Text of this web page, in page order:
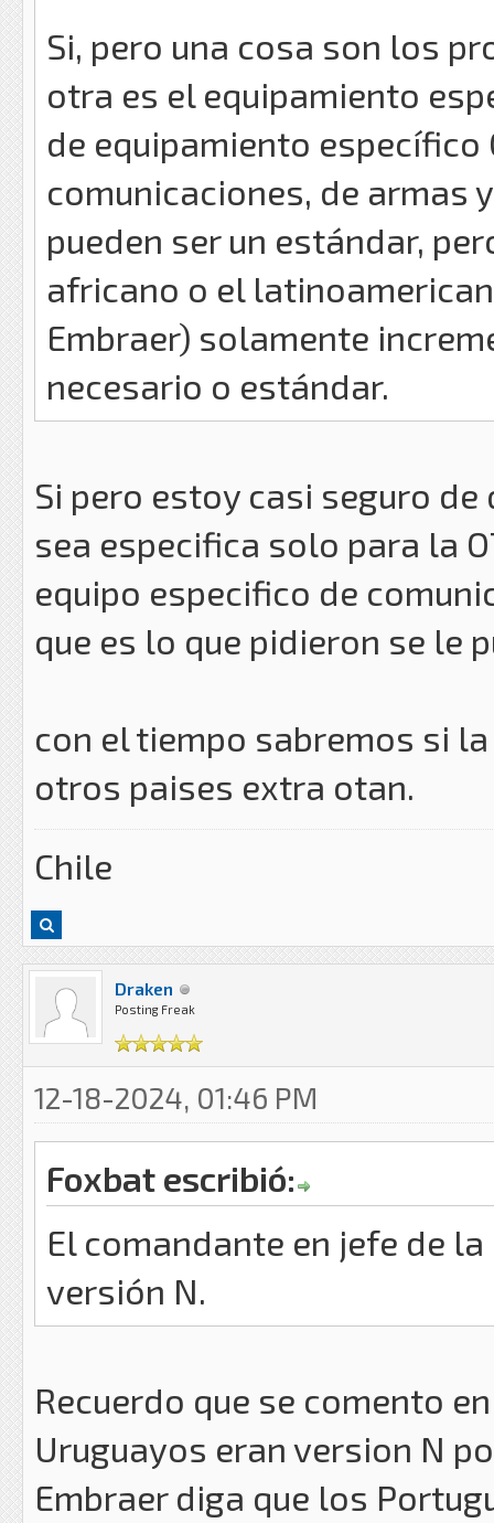
Si, pero una cosa son los
otra es el equipamiento
de equipamiento específico
comunicaciones, de armas
pueden ser un estándar,
africano o el
Embraer) solamente
necesario o estándar.
Si pero estoy casi seguro
sea especifica solo para la
equipo especifico de
que es lo que pidieron se le
con el tiempo sabremos si
otros paises extra otan.
Chile
Draken
Posting Freak
12-18-2024, 01:46 PM
Foxbat escribió:
El comandante en jefe de
versión N.
Recuerdo que se comento
Uruguayos eran version N
Embraer diga que los